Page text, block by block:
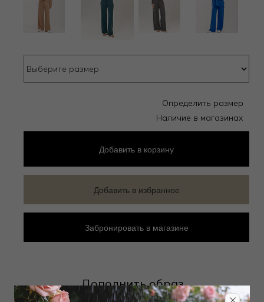
Дополнить образ
Определить размер
Наличие в магазинах
Добавить в корзину
Добавить в избранное
Забронировать в магазине